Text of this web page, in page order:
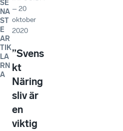
SE
NA
ST
E
AR
TIK
LA
RN
A
–20
oktober
2020
”Svens
kt
Näring
sliv är
en
viktig